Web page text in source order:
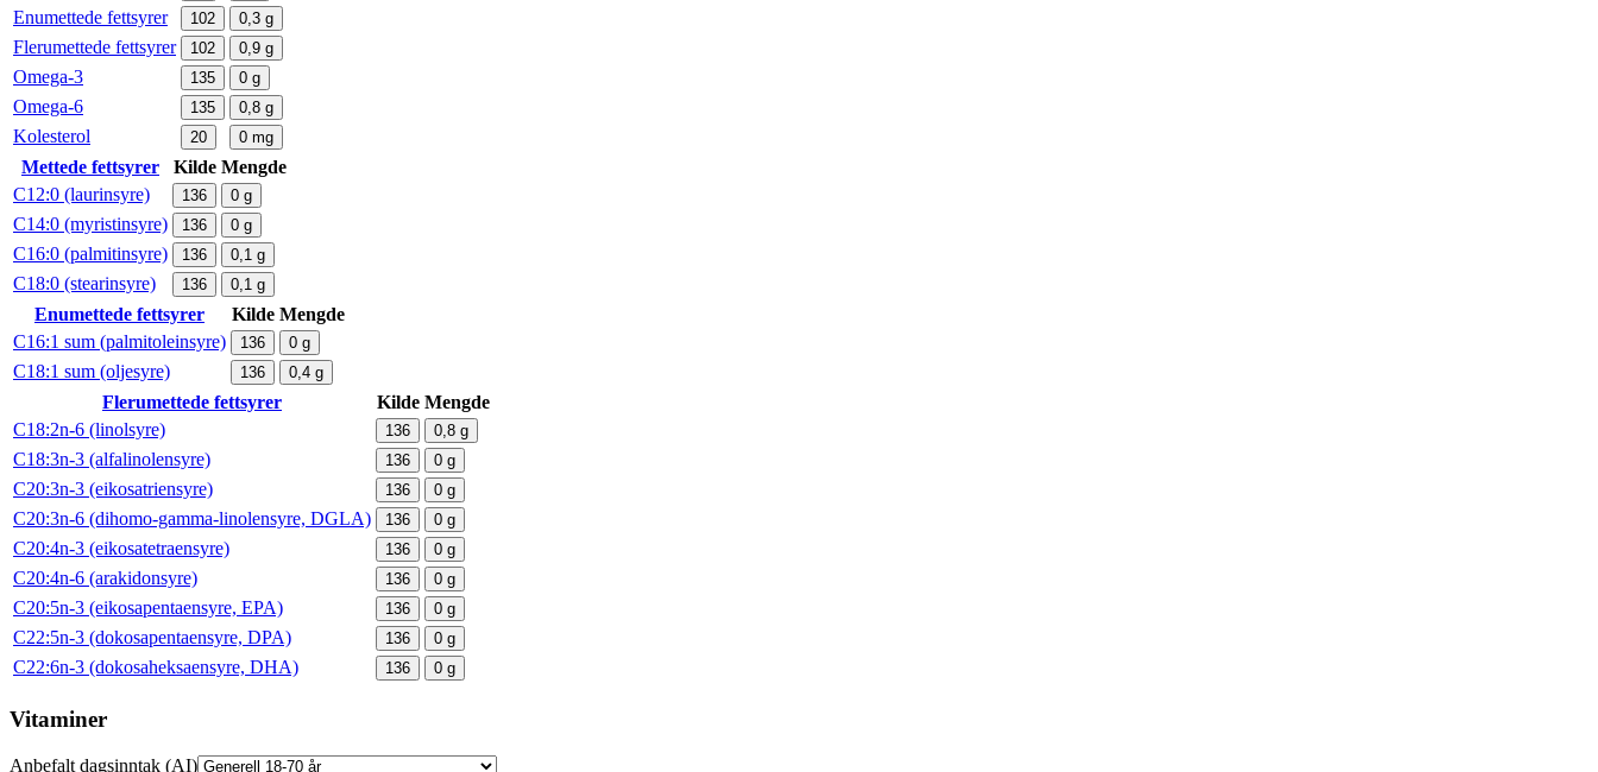
Enumettede fettsyrer 102 0,3 g
Flerumettede fettsyrer 102 0,9 g
Omega-3 135 0 g
Omega-6 135 0,8 g
Kolesterol 20 0 mg
Mettede fettsyrer Kilde Mengde
C12:0 (laurinsyre)
136 0 g
C14:0 (myristinsyre) 136 0 g
C16:0 (palmitinsyre) 136 0,1 g
C18:0 (stearinsyre) 136 0,1 g
Enumettede fettsyrer Kilde Mengde
C16:1 sum (palmitoleinsyre)
136 0 g
C18:1 sum (oljesyre) 136 0,4 g
Flerumettede fettsyrer Kilde Mengde
C18:2n-6 (linolsyre)
136 0,8 g
C18:3n-3 (alfalinolensyre) 136 0 g
C20:3n-3 (eikosatriensyre) 136 0 g
C20:3n-6 (dihomo-gamma-linolensyre, DGLA) 136 0 g
C20:4n-3 (eikosatetraensyre) 136 0 g
C20:4n-6 (arakidonsyre) 136 0 g
C20:5n-3 (eikosapentaensyre, EPA) 136 0 g
C22:5n-3 (dokosapentaensyre, DPA) 136 0 g
C22:6n-3 (dokosaheksaensyre, DHA) 136 0 g
Vitaminer
Anbefalt dagsinntak (AI)